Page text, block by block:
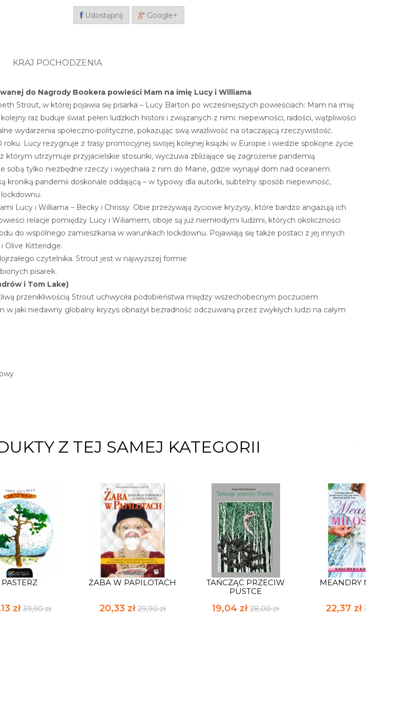
Udostępnij Google+
KRAJ POCHODZENIA
do Nagrody Bookera powieści Mam na imię Lucyi Williama
Strout, w której pojawia się pisarka – Lucy Barton po wcześniejszych powieściach: Mam na imię
raz buduje świat pełen ludzkich historii i związanych z nimi: niepewności, radości, wątpliwości
wydarzenia społeczno-polityczne, pokazując swą wrażliwość na otaczającą rzeczywistość.
roku. Lucy rezygnuje z trasy promocyjnej swojej kolejnej książki w Europie i wiedzie spokojne życie
którym utrzymuje przyjacielskie stosunki, wyczuwa zbliżające się zagrożenie pandemią
sobą tylko niezbędne rzeczy i wyjechała z nim do Maine, gdzie wynajął dom nad oceanem.
kroniką pandemii doskonale oddającą – w typowy dla autorki, subtelny sposób niepewność,
Lucy i Williama – Becky i Chrissy. Obie przeżywają życiowe kryzysy, które bardzo angażują ich
relacje pomiędzy Lucy i Wiliamem, oboje są już niemłodymi ludźmi, których okoliczności
do wspólnego zamieszkania w warunkach lockdownu. Pojawiają się także postaci z jej innych
Olive Kitteridge.
czytelnika. Strout jest w najwyższej formie
pisarek.
i Tom Lake)
przenikliwością Strout uchwyciła podobieństwa między wszechobecnym poczuciem
jaki niedawny globalny kryzys obnażył bezradność odczuwaną przez zwykłych ludzi na całym
Z TEJ SAMEJ KATEGORII
PASTERZ
zł39,90 zł
ŻABA W PAPILOTACH
20,33 zł 29,90 zł
TAŃCZĄC PRZECIW
PUSTCE
19,04 zł28,00 zł
MEANDRY MIŁOŚCI
22,37 zł32,90 zł